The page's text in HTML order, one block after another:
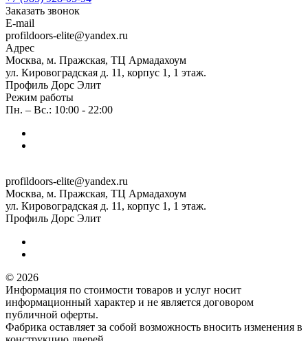
Заказать звонок
E-mail
profildoors-elite@yandex.ru
Адрес
Москва, м. Пражская, ТЦ Армадахоум
ул. Кировоградская д. 11, корпус 1, 1 этаж.
Профиль Дорс Элит
Режим работы
Пн. – Вс.: 10:00 - 22:00
profildoors-elite@yandex.ru
Москва, м. Пражская, ТЦ Армадахоум
ул. Кировоградская д. 11, корпус 1, 1 этаж.
Профиль Дорс Элит
© 2026
Информация по стоимости товаров и услуг носит
информационный характер и не является договором
публичной оферты.
Фабрика оставляет за собой возможность вносить изменения в